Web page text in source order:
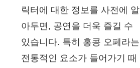
릭터에 대한 정보를 사전에 알
아두면, 공연을 더욱 즐길 수
있습니다. 특히 홍콩 오페라는
전통적인 요소가 들어가기 때